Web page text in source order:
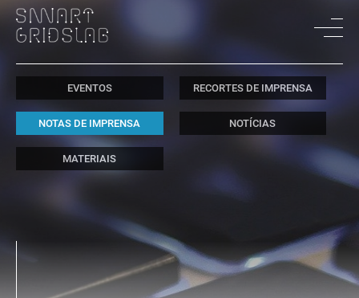
EVENTOS RECORTES DE IMPRENSA
NOTAS DE IMPRENSA NOTÍCIAS
MATERIAIS